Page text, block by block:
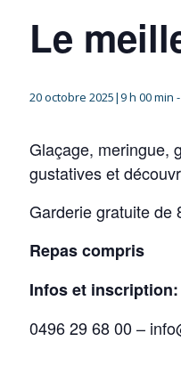
Le
20 octobre 2025|9 h 00 min -
Glaçage, meringue,
gustatives et
Garderie gratuite de
Repas compris
Infos et inscription:
0496 29 68 00 –